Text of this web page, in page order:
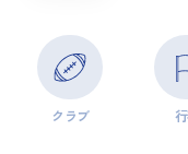
クラブ